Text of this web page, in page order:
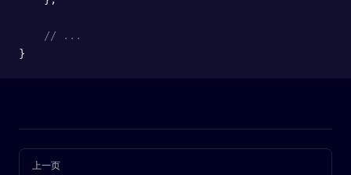
    // ...
}
Pager
上一页